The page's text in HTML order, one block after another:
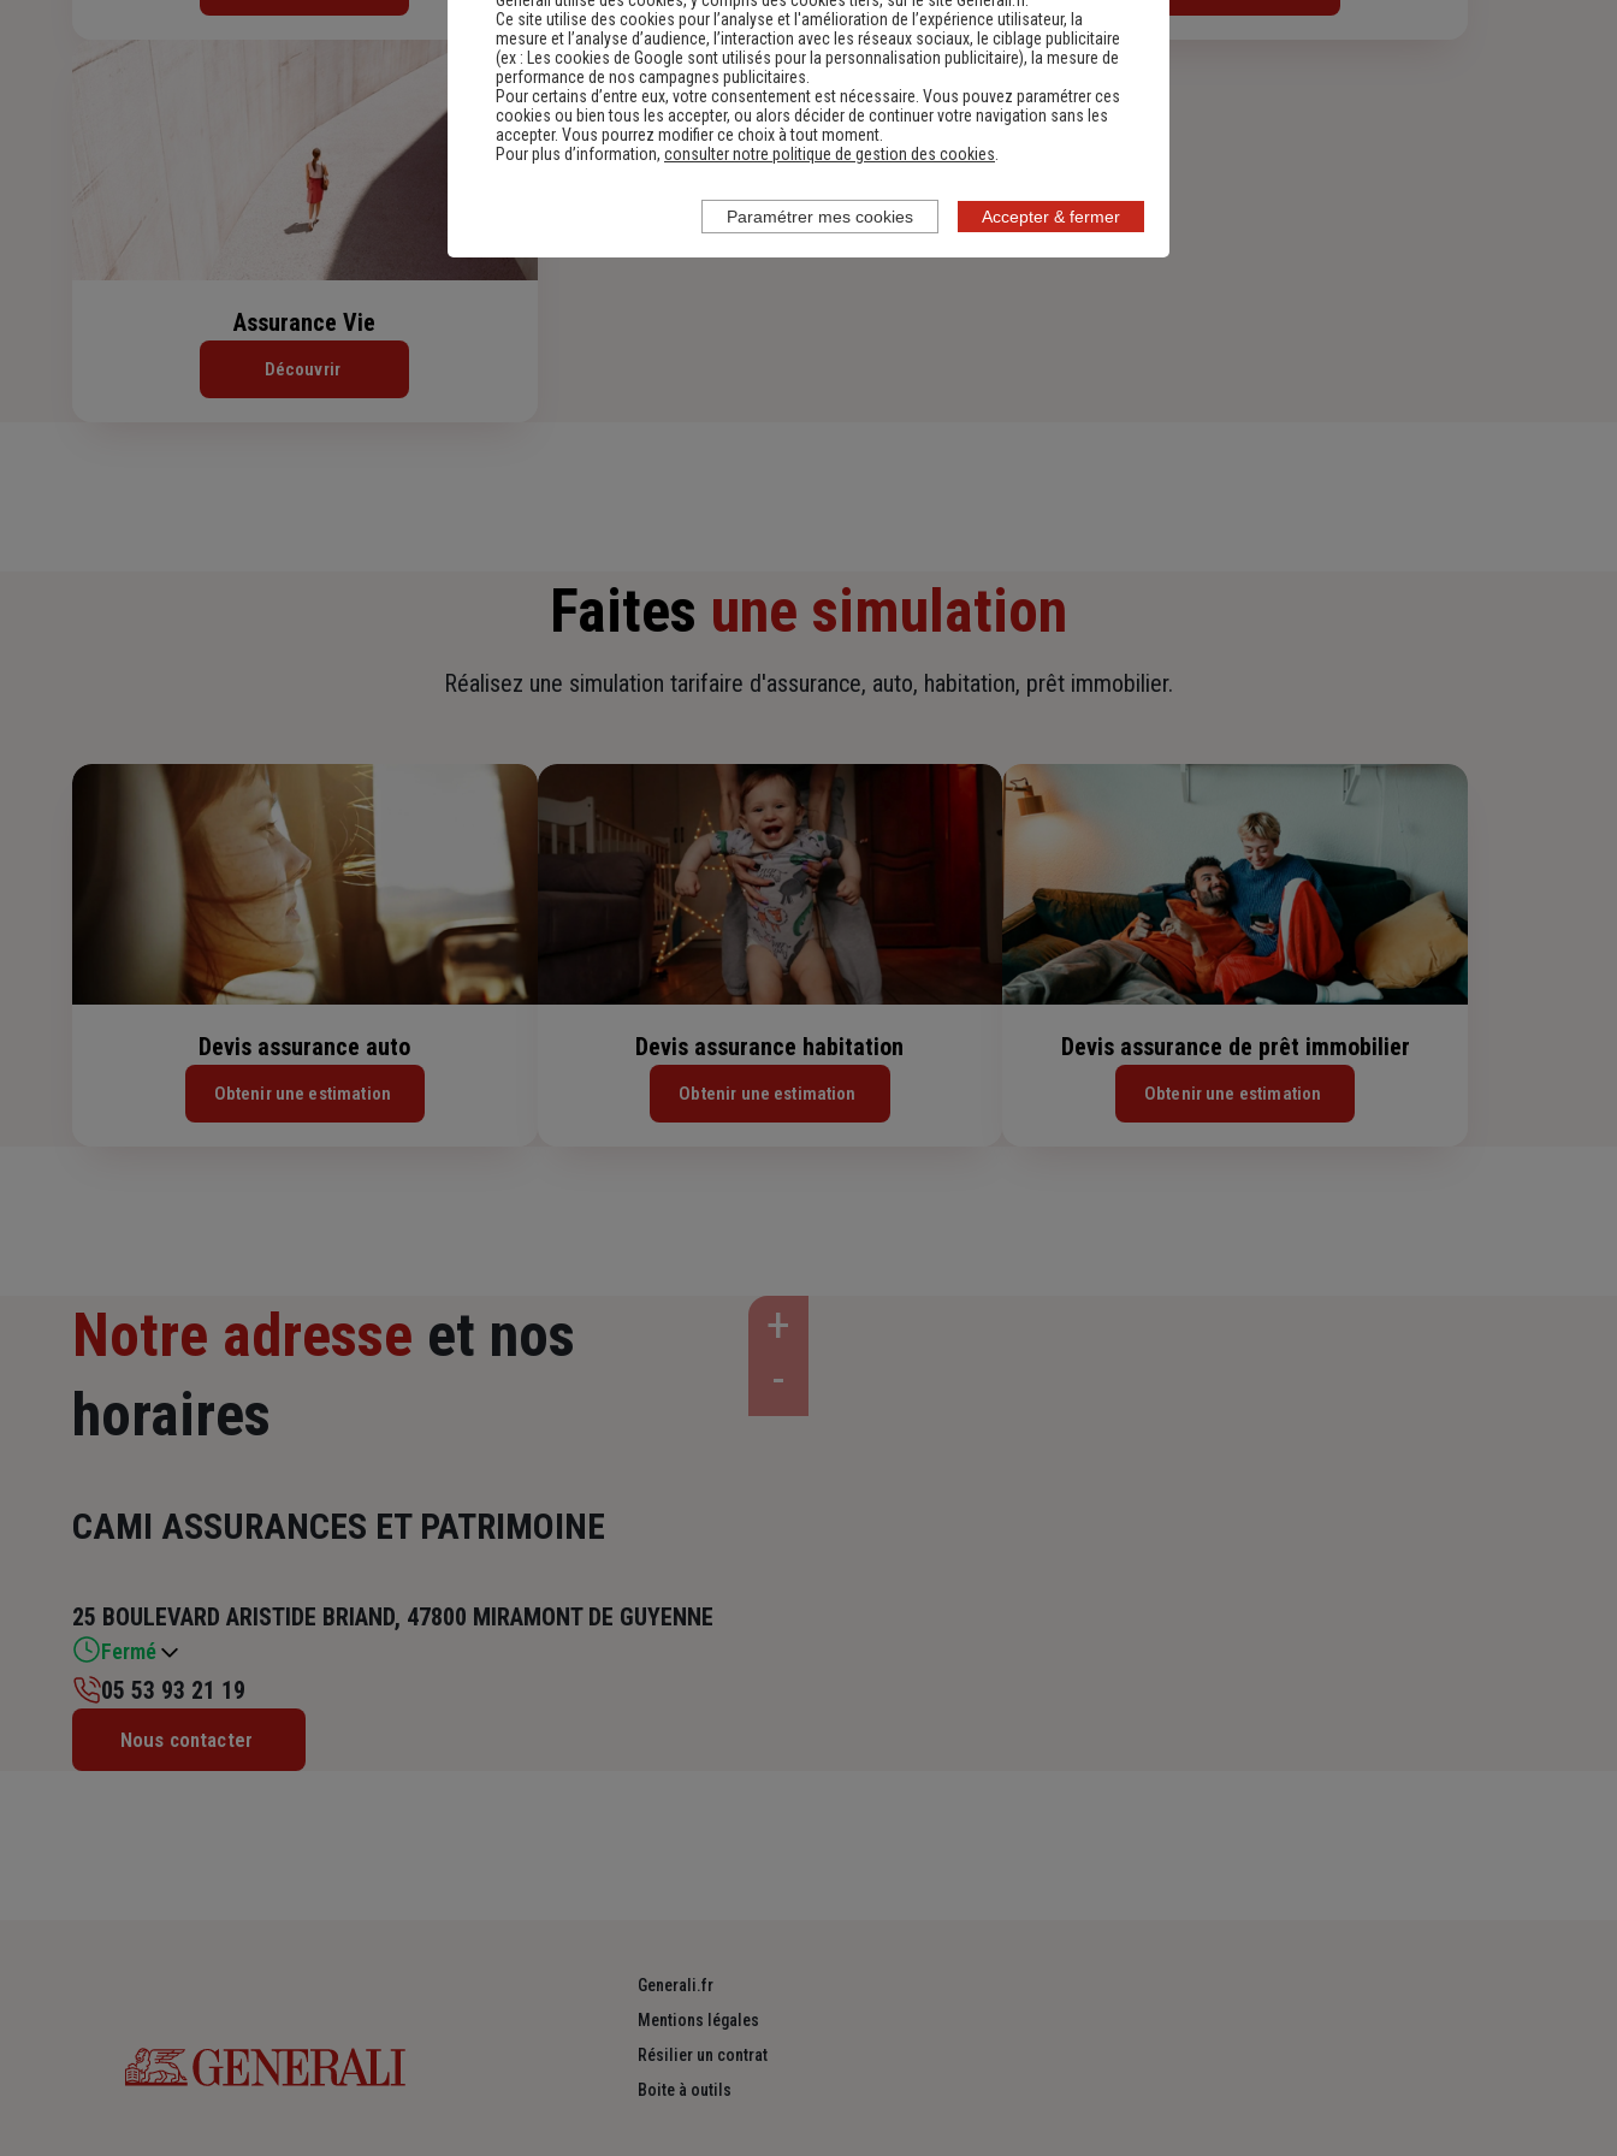
Assurance Vie
Découvrir
Faites une simulation
Réalisez une simulation tarifaire d'assurance, auto, habitation, prêt immobilier.
Devis assurance auto
Obtenir une estimation
Devis assurance habitation
Obtenir une estimation
Devis assurance de prêt immobilier
Obtenir une estimation
Notre adresse et nos
horaires
CAMI ASSURANCES ET PATRIMOINE
25 BOULEVARD ARISTIDE BRIAND, 47800 MIRAMONT DE GUYENNE
Fermé
Mardi : 09h – 12h / 14h – 18h
05 53 93 21 19
Nous contacter
Generali.fr
Mentions légales
Résilier un contrat
Boite à outils
Ce site utilise des cookies pour l’analyse et l'amélioration de l’expérience utilisateur, la
mesure et l’analyse d’audience, l’interaction avec les réseaux sociaux, le ciblage publicitaire
(ex : Les cookies de Google sont utilisés pour la personnalisation publicitaire), la mesure de
performance de nos campagnes publicitaires.
Pour certains d’entre eux, votre consentement est nécessaire. Vous pouvez paramétrer ces
cookies ou bien tous les accepter, ou alors décider de continuer votre navigation sans les
accepter. Vous pourrez modifier ce choix à tout moment.
Pour plus d’information, consulter notre politique de gestion des cookies.
Accepter & fermer
Paramétrer mes cookies